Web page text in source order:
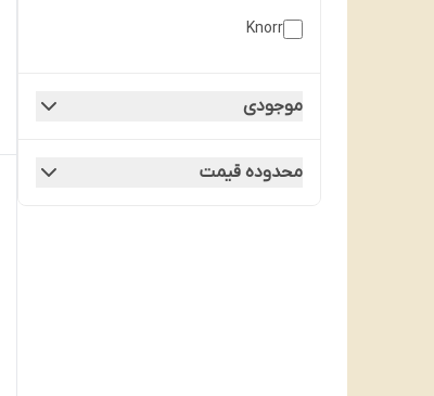
Knorr
موجودی
محدوده قیمت